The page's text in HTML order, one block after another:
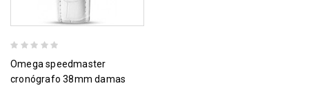
omega speedmaster
cronógrafo 38mm damas